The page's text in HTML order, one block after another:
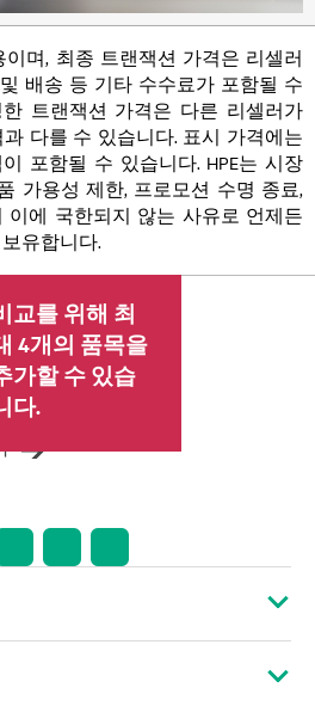
며, 최종 트랜잭션 가격은 리셀러
배송 등 기타 수수료가 포함될 수
트랜잭션 가격은 다른 리셀러가
다를 수 있습니다. 표시 가격에는
포함될 수 있습니다. HPE는 시장
가용성 제한, 프로모션 수명 종료,
이에 국한되지 않는 사유로 언제든
유합니다.
교를 위해 최
4개의 품목을
가할 수 있습
다.